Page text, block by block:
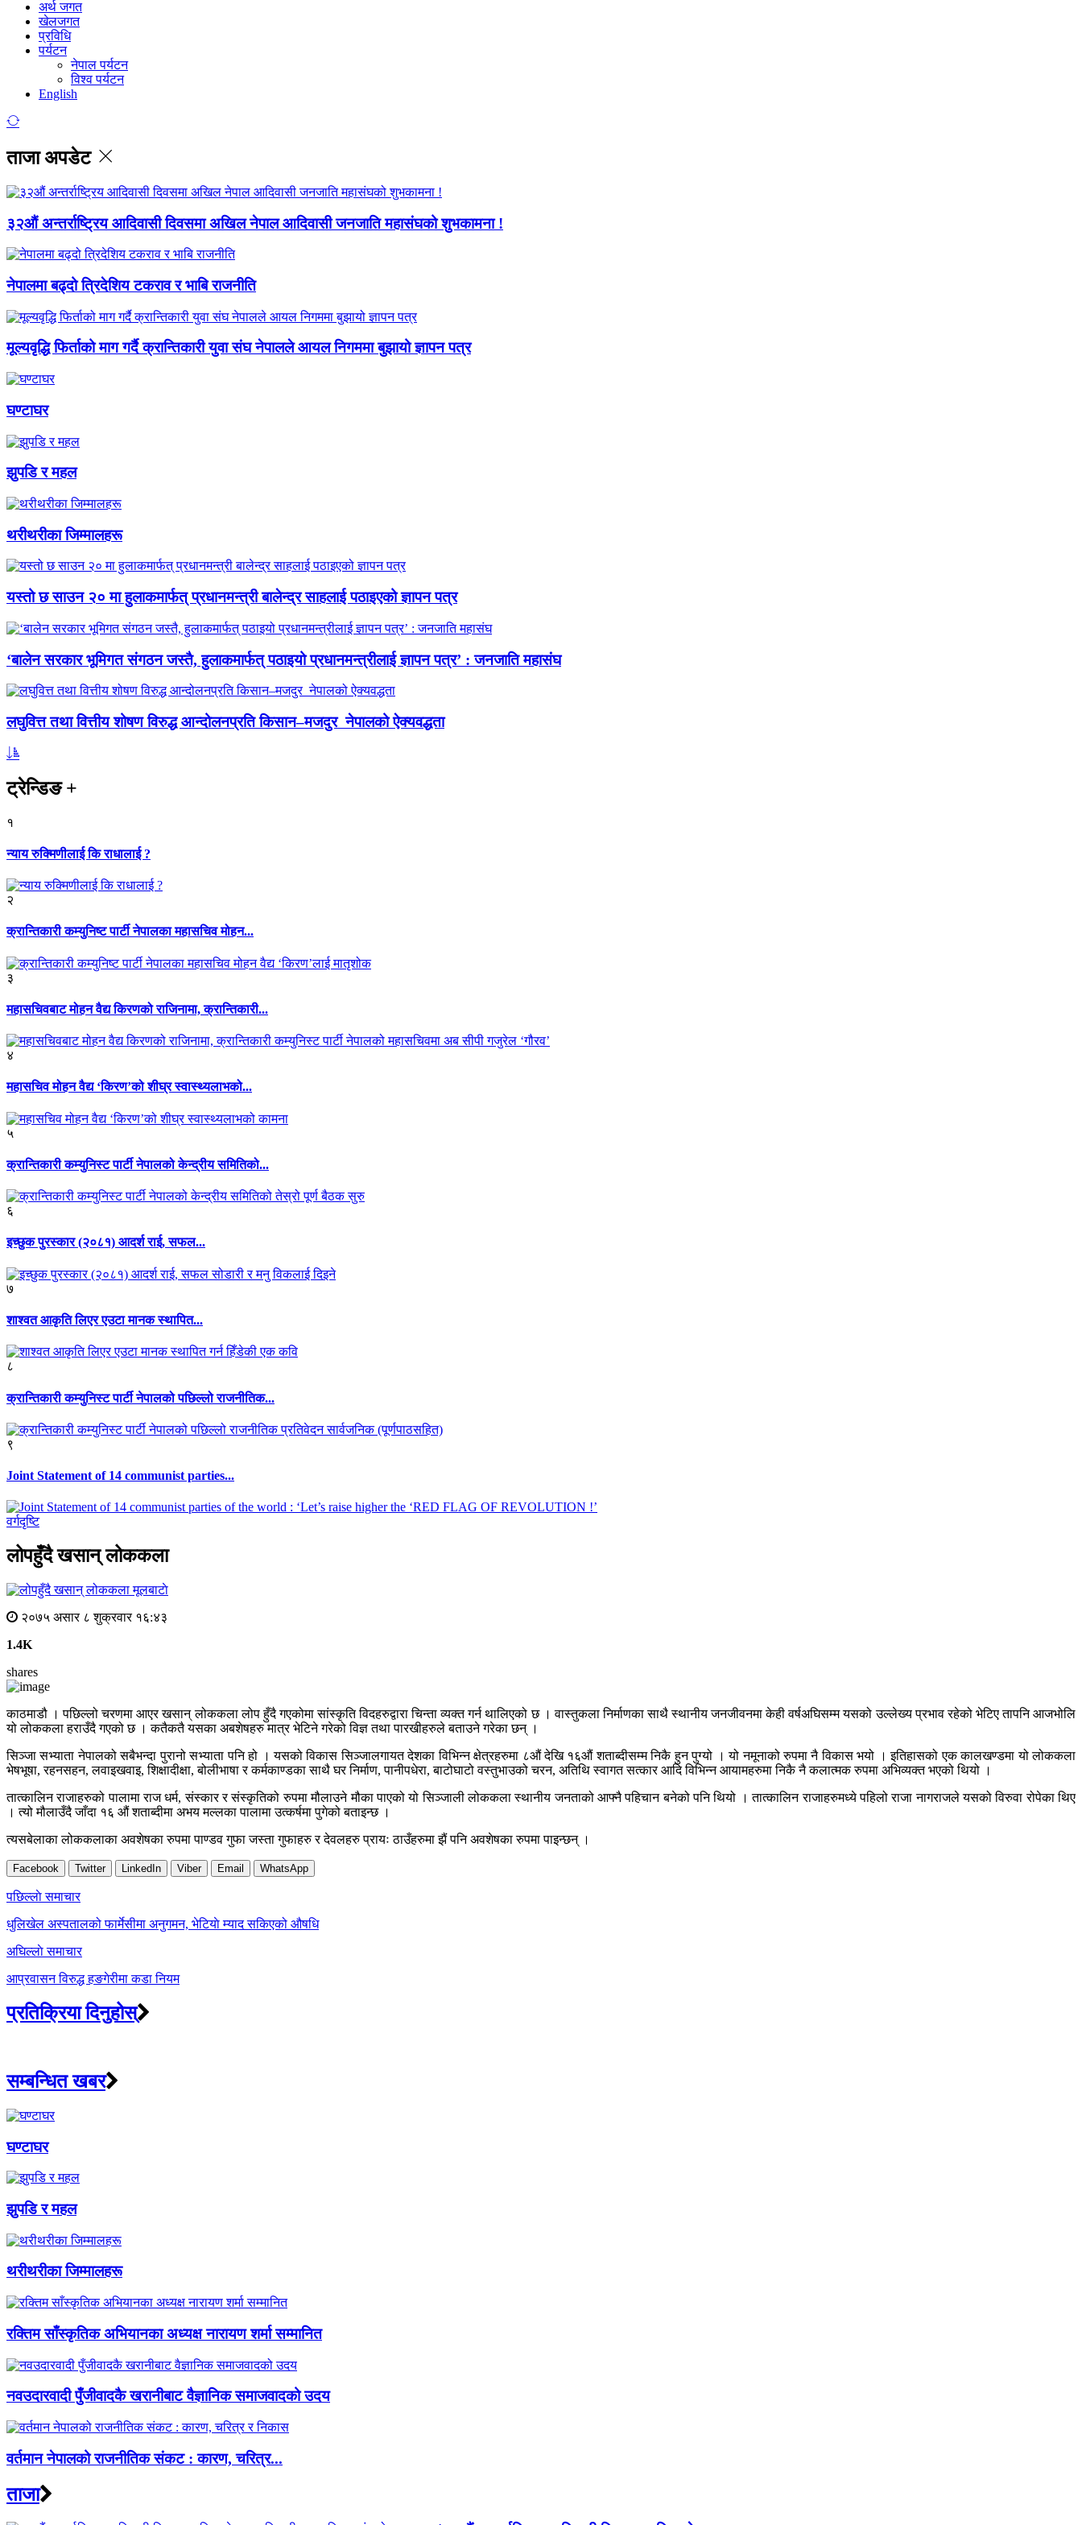
अर्थ जगत
खेलजगत
प्रविधि
पर्यटन
नेपाल पर्यटन
विश्व पर्यटन
English
ताजा अपडेट
३२औं अन्तर्राष्ट्रिय आदिवासी दिवसमा अखिल नेपाल आदिवासी जनजाति महासंघको शुभकामना !
नेपालमा बढ्दो त्रिदेशिय टकराव र भाबि राजनीति
मूल्यवृद्धि फिर्ताको माग गर्दै क्रान्तिकारी युवा संघ नेपालले आयल निगममा बुझायो ज्ञापन पत्र
घण्टाघर
झुपडि र महल
थरीथरीका जिम्मालहरू
यस्तो छ साउन २० मा हुलाकमार्फत् प्रधानमन्त्री बालेन्द्र साहलाई पठाइएको ज्ञापन पत्र
‘बालेन सरकार भूमिगत संगठन जस्तै, हुलाकमार्फत् पठाइयो प्रधानमन्त्रीलाई ज्ञापन पत्र’ : जनजाति महासंघ
लघुवित्त तथा वित्तीय शोषण विरुद्ध आन्दोलनप्रति किसान–मजदुर नेपालको ऐक्यवद्धता
ट्रेन्डिङ+
१
न्याय रुक्मिणीलाई कि राधालाई ?
२
क्रान्तिकारी कम्युनिष्ट पार्टी नेपालका महासचिव मोहन...
३
महासचिवबाट मोहन वैद्य किरणको राजिनामा, क्रान्तिकारी...
४
महासचिव मोहन वैद्य ‘किरण’को शीघ्र स्वास्थ्यलाभको...
५
क्रान्तिकारी कम्युनिस्ट पार्टी नेपालको केन्द्रीय समितिको...
६
इच्छुक पुरस्कार (२०८१) आदर्श राई, सफल...
७
शाश्वत आकृति लिएर एउटा मानक स्थापित...
८
क्रान्तिकारी कम्युनिस्ट पार्टी नेपालको पछिल्लो राजनीतिक...
९
Joint Statement of 14 communist parties...
वर्गदृष्टि
लोपहुँदै खसान् लोककला
मूलबाटाे
२०७५ असार ८ शुक्रवार १६:४३
1.4K
shares
काठमाडौ । पछिल्लो चरणमा आएर खसान् लोककला लोप हुँदै गएकोमा सांस्कृति विदहरुद्वारा चिन्ता व्यक्त गर्न थालिएको छ । वास्तुकला निर्माणका साथै स्थानीय जनजीवनमा केही वर्षअघिसम्म यसको उल्लेख्य प्रभाव रहेको भेटिए तापनि आजभोलि
यो लोककला हराउँदै गएको छ । कतैकतै यसका अबशेषहरु मात्र भेटिने गरेको विज्ञ तथा पारखीहरुले बताउने गरेका छन् ।
सिञ्जा सभ्याता नेपालको सबैभन्दा पुरानो सभ्याता पनि हो । यसको विकास सिञ्जालगायत देशका विभिन्न क्षेत्रहरुमा ८औं देखि १६औं शताब्दीसम्म निकै हुन पुग्यो । यो नमूनाको रुपमा नै विकास भयो । इतिहासको एक कालखण्डमा यो लोककला
भेषभूषा, रहनसहन, लवाइखवाइ, शिक्षादीक्षा, बोलीभाषा र कर्मकाण्डका साथै घर निर्माण, पानीपधेरा, बाटोघाटो वस्तुभाउको चरन, अतिथि स्वागत सत्कार आदि विभिन्न आयामहरुमा निकै नै कलात्मक रुपमा अभिव्यक्त भएको थियो ।
तात्कालिन राजाहरुको पालामा राज धर्म, संस्कार र संस्कृतिको रुपमा मौलाउने मौका पाएको यो सिञ्जाली लोककला स्थानीय जनताको आफ्नै पहिचान बनेको पनि थियो । तात्कालिन राजाहरुमध्ये पहिलो राजा नागराजले यसको विरुवा रोपेका थिए
। त्यो मौलाउँदै जाँदा १६ औं शताब्दीमा अभय मल्लका पालामा उत्कर्षमा पुगेको बताइन्छ ।
त्यसबेलाका लोककलाका अवशेषका रुपमा पाण्डव गुफा जस्ता गुफाहरु र देवलहरु प्रायः ठाउँहरुमा झैं पनि अवशेषका रुपमा पाइन्छन् ।
Facebook Twitter LinkedIn Viber Email WhatsApp
Post
navigation
पछिल्लाे समाचार
धुलिखेल अस्पतालको फार्मेसीमा अनुगमन, भेटियाे म्याद सकिएको औषधि
अघिल्लाे समाचार
आप्रवासन विरुद्ध हङगेरीमा कडा नियम
प्रतिक्रिया दिनुहोस्
सम्बन्धित खबर
घण्टाघर
झुपडि र महल
थरीथरीका जिम्मालहरू
रक्तिम साँस्कृतिक अभियानका अध्यक्ष नारायण शर्मा सम्मानित
नवउदारवादी पुँजीवादकै खरानीबाट वैज्ञानिक समाजवादको उदय
वर्तमान नेपालको राजनीतिक संकट : कारण, चरित्र...
ताजा